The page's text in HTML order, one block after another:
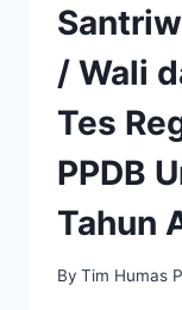
/ Wali
Tes
PPDB
Tahun
By Tim Humas